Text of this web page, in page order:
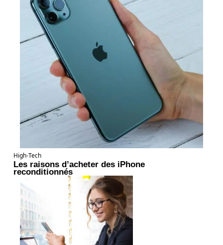
High-Tech
Les raisons d’acheter des iPhone
reconditionnés